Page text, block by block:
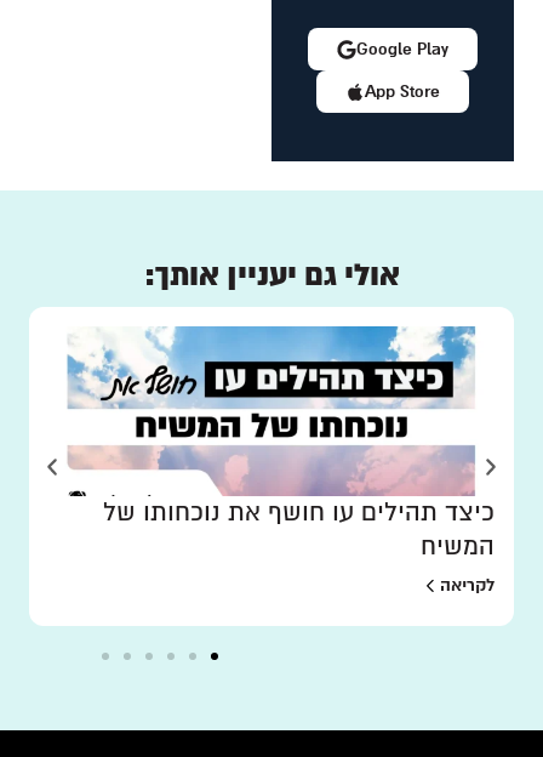
App Store
Google Play
אולי גם יעניין אותך:
כיצד תהילים עו חושף את נוכחותו של
המשיח
לקריאה